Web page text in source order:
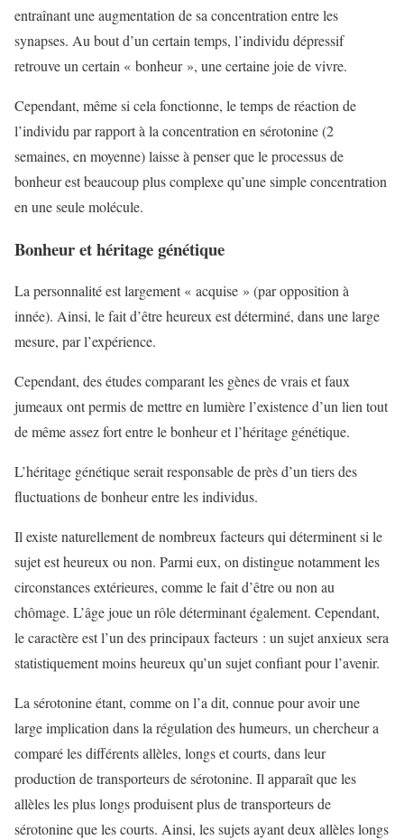
entraînant une augmentation de sa concentration entre les
synapses. Au bout d’un certain temps, l’individu dépressif
retrouve un certain « bonheur », une certaine joie de vivre.
Cependant, même si cela fonctionne, le temps de réaction de
l’individu par rapport à la concentration en sérotonine (2
semaines, en moyenne) laisse à penser que le processus de
bonheur est beaucoup plus complexe qu’une simple concentration
en une seule molécule.
Bonheur et héritage génétique
La personnalité est largement « acquise » (par opposition à
innée). Ainsi, le fait d’être heureux est déterminé, dans une large
mesure, par l’expérience.
Cependant, des études comparant les gènes de vrais et faux
jumeaux ont permis de mettre en lumière l’existence d’un lien tout
de même assez fort entre le bonheur et l’héritage génétique.
L’héritage génétique serait responsable de près d’un tiers des
fluctuations de bonheur entre les individus.
Il existe naturellement de nombreux facteurs qui déterminent si le
sujet est heureux ou non. Parmi eux, on distingue notamment les
circonstances extérieures, comme le fait d’être ou non au
chômage. L’âge joue un rôle déterminant également. Cependant,
le caractère est l’un des principaux facteurs : un sujet anxieux sera
statistiquement moins heureux qu’un sujet confiant pour l’avenir.
La sérotonine étant, comme on l’a dit, connue pour avoir une
large implication dans la régulation des humeurs, un chercheur a
comparé les différents allèles, longs et courts, dans leur
production de transporteurs de sérotonine. Il apparaît que les
allèles les plus longs produisent plus de transporteurs de
sérotonine que les courts. Ainsi, les sujets ayant deux allèles longs